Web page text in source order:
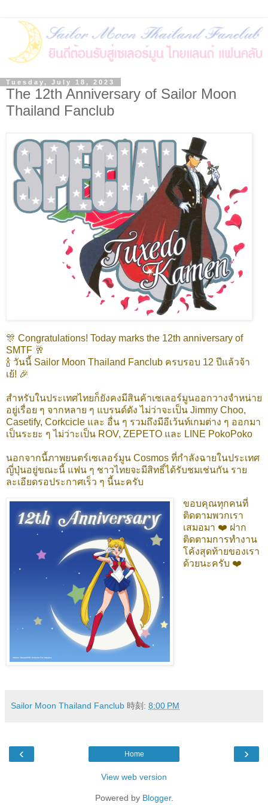
Tuesday, July 18, 2023
The 12th Anniversary of Sailor Moon
Thailand Fanclub
🎊 Congratulations! Today marks the 12th anniversary of
SMTF 🥂
🍾 วันนี้ Sailor Moon Thailand Fanclub ครบรอบ 12 ปีแล้วจ้า
เย้! 🎉
สำหรับในประเทศไทยก็ยังคงมีสินค้าเซเลอร์มูนออกวางจำหน่าย
อยู่เรื่อย ๆ จากหลาย ๆ แบรนด์ดัง ไม่ว่าจะเป็น Jimmy Choo,
Casetify, Corkcicle และ อื่น ๆ รวมถึงมีอีเว้นท์เกมต่าง ๆ ออกมา
เป็นระยะ ๆ ไม่ว่าะเป็น ROV, ZEPETO และ LINE PokoPoko
นอกจากนี้ภาพยนตร์เซเลอร์มูน Cosmos ที่กำลังฉายในประเทศ
ญี่ปุ่นอยู่ขณะนี้ แฟน ๆ ชาวไทยจะมีสิทธิ์ได้รับชมเช่นกัน ราย
ละเอียดรอประกาศเร็ว ๆ นี้นะครับ
ขอบคุณทุกคนที่
ติดตามพวกเรา
เสมอมา ❤️ ฝาก
ติดตามการทำงาน
โค้งสุดท้ายของเรา
ด้วยนะครับ ❤️
Sailor Moon Thailand Fanclub 時刻: 8:00 PM
‹ ›
Home
View web version
Powered by Blogger.